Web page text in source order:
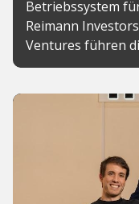
Betriebssystem
Reimann
Ventures führen